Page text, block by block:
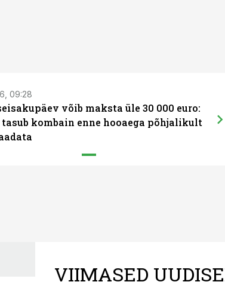
09:28
võib maksta üle 30 000 euro:
kombain enne hooaega põhjalikult
VIIMASED